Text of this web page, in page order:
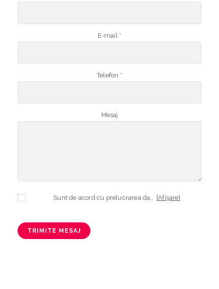
E-mail *
Telefon *
Mesaj
Sunt de acord cu prelucrarea datelor mele cu caracter personal în vederea plasării comenzii și creării opționale a contului, dacă s-a selectat opțiunea. Temeiul prelucrării îl reprezintă obligația contractuală, în scopul livrării produselor comandate, durata prelucrării fiind perioada termenului de prescripție de 3 ani de la plasarea comenzii. În măsura în care nu sunteți de acord cu prelucrarea datelor dvs, vă informăm că nu vom putea livra produsele comandate. Drepturile dvs. în calitate de persoană vizată sunt garantate prin [Afișare]
TRIMITE MESAJ